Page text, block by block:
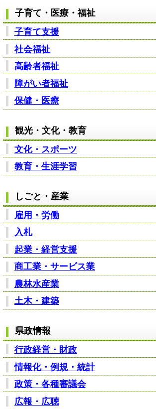
子育て・医療・福祉
子育て支援
社会福祉
高齢者福祉
障がい者福祉
保健・医療
観光・文化・教育
文化・スポーツ
教育・生涯学習
しごと・産業
雇用・労働
入札
起業・経営支援
商工業・サービス業
農林水産業
土木・建築
県政情報
行政経営・財政
情報化・例規・統計
政策・各種審議会
広報・広聴